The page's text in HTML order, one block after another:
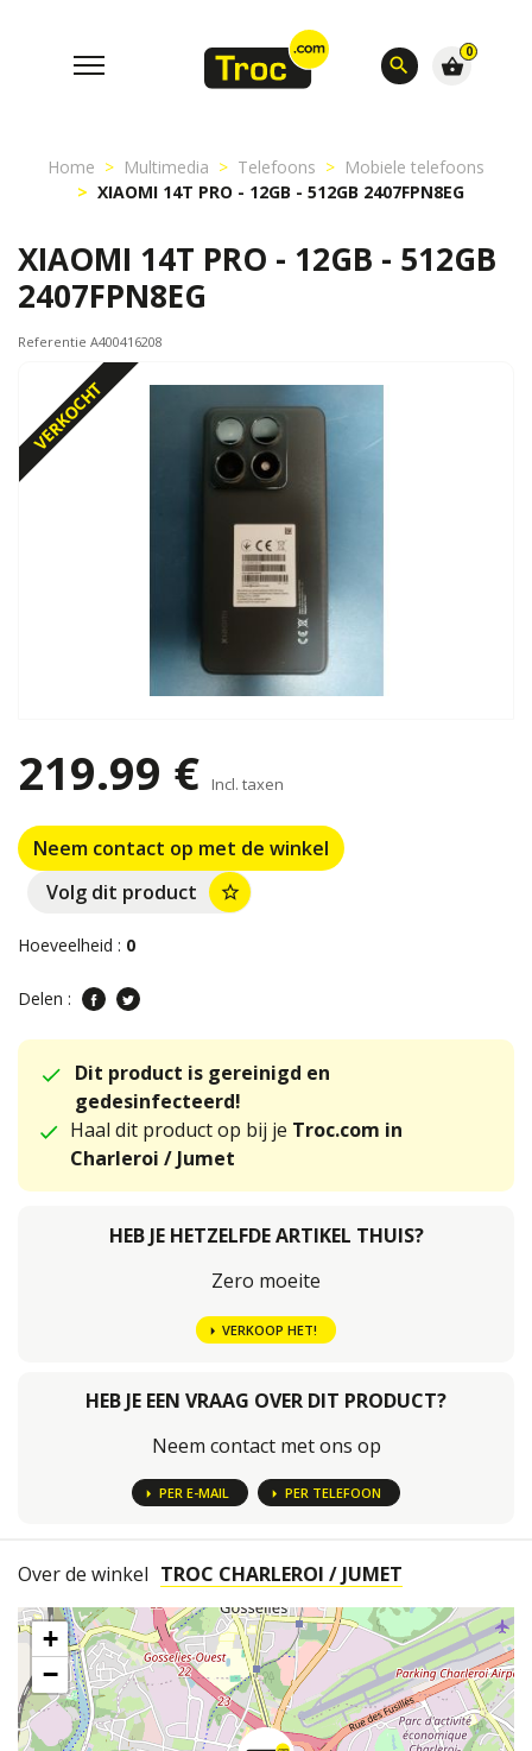
search
0
shopping_basket
Home Multimedia Telefoons
Mobiele telefoons
XIAOMI 14T PRO - 12GB - 512GB 2407FPN8EG
XIAOMI 14T PRO - 12GB - 512GB
2407FPN8EG
Referentie A400416208
VERKOCHT
219.99 € Incl. taxen
Neem contact op met de winkel
Volg dit product
star_border
Hoeveelheid : 0
Delen :
Dit product is gereinigd en
gedesinfecteerd!
Haal dit product op bij je Troc.com in
Charleroi / Jumet
HEB JE HETZELFDE ARTIKEL THUIS?
Zero moeite
VERKOOP HET!
HEB JE EEN VRAAG OVER DIT PRODUCT?
Neem contact met ons op
PER E-MAIL PER TELEFOON
Over de winkel TROC CHARLEROI / JUMET
+
−